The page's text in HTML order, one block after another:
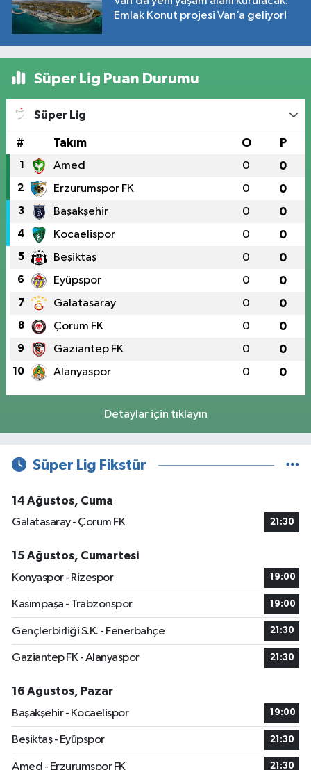
Emlak Konut projesi Van’a geliyor!
Süper Lig Puan Durumu
Süper Lig
# Takım O P
1 Amed 0 0
2 Erzurumspor FK 0 0
3 Başakşehir 0 0
4 Kocaelispor 0 0
5 Beşiktaş 0 0
6 Eyüpspor 0 0
7 Galatasaray 0 0
8 Çorum FK 0 0
9 Gaziantep FK 0 0
10 Alanyaspor 0 0
Detaylar için tıklayın
Süper Lig Fikstür
14 Ağustos, Cuma
Galatasaray - Çorum FK
21:30
15 Ağustos, Cumartesi
Konyaspor - Rizespor
19:00
Kasımpaşa - Trabzonspor 19:00
Gençlerbirliği S.K. - Fenerbahçe 21:30
Gaziantep FK - Alanyaspor 21:30
16 Ağustos, Pazar
Başakşehir - Kocaelispor
19:00
Beşiktaş - Eyüpspor 21:30
Amed - Erzurumspor FK 21:30